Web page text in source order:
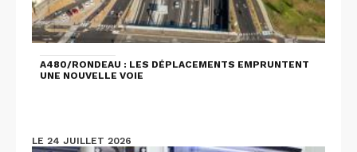
A480/RONDEAU : LES DÉPLACEMENTS EMPRUNTENT
UNE NOUVELLE VOIE
LE 24 JUILLET 2026